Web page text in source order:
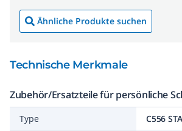
Ähnliche Produkte suchen
Technische Merkmale
Zubehör/Ersatzteile für persönliche
Type
C556